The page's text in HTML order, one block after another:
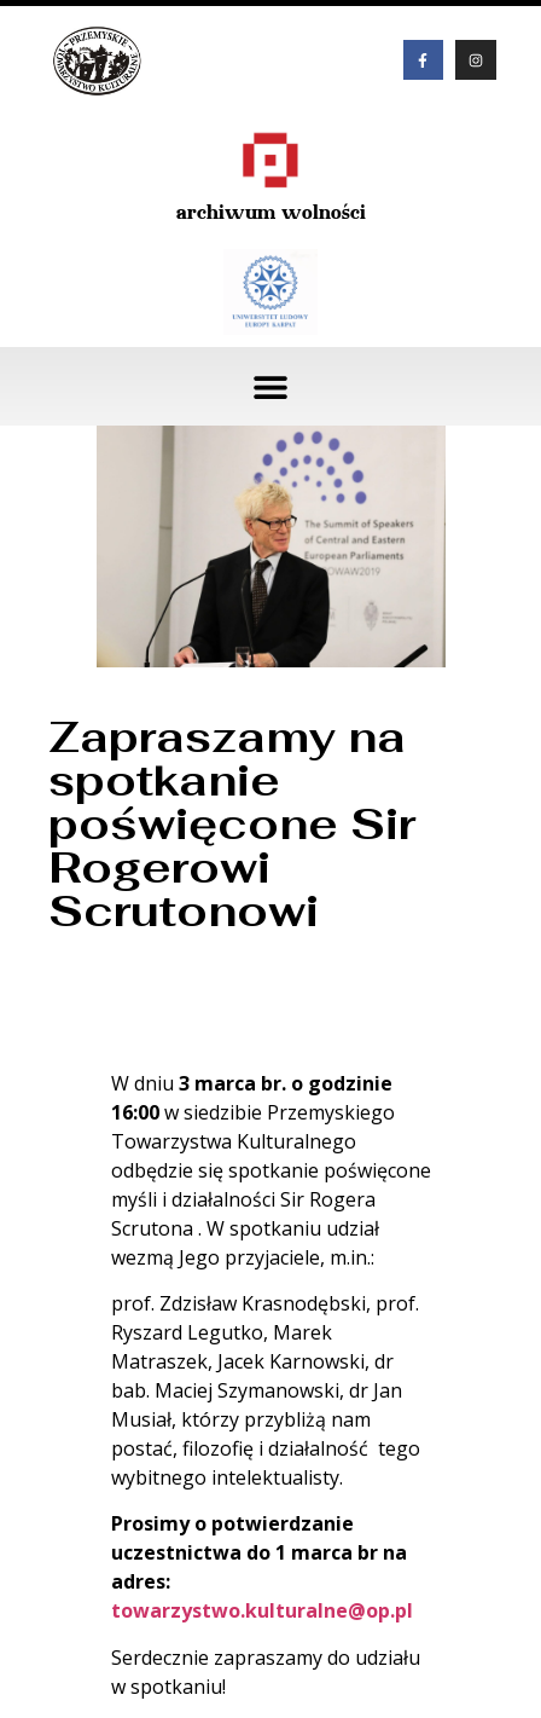
archiwum wolności
Zapraszamy na
spotkanie
poświęcone Sir
Rogerowi
Scrutonowi
W dniu 3 marca br. o godzinie
16:00w siedzibie Przemyskiego
Towarzystwa Kulturalnego
odbędzie się spotkanie poświęcone
myśli i działalności Sir Rogera
Scrutona . W spotkaniu udział
wezmą Jego przyjaciele, m.in.:
prof. Zdzisław Krasnodębski, prof.
Ryszard Legutko, Marek
Matraszek, Jacek Karnowski, dr
bab. Maciej Szymanowski, dr Jan
Musiał, którzy przybliżą nam
postać, filozofię i działalność tego
wybitnego intelektualisty.
Prosimy o potwierdzanie
uczestnictwa do 1 marca br na
adres:
towarzystwo.kulturalne@op.pl
Serdecznie zapraszamy do udziału
w spotkaniu!